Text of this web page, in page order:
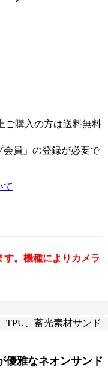
ご購入の方は送料無料
員」の登録が必要で
て
。機種によりカメラ
TPU、蓄光素材サンド
優雅なネオンサンド